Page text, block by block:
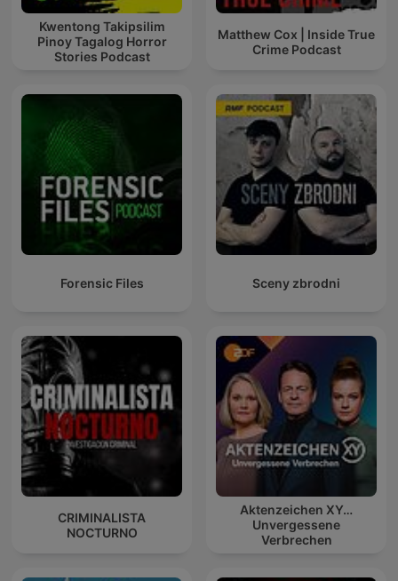
Kwentong Takipsilim
Pinoy Tagalog Horror
Stories Podcast
Matthew Cox | Inside True
Crime Podcast
Forensic Files Sceny zbrodni
CRIMINALISTA
NOCTURNO
Aktenzeichen XY…
Unvergessene
Verbrechen